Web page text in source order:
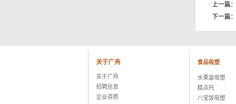
上海大千食品有限公司
湖州康可食品有限公司
上海恒寿堂药业有限公司
伟创力电子科技（上海）有限公司
上一篇：
下一篇：
关于广舟
关于广舟
招聘信息
企业资质
食品吸塑
水果盒吸塑
糕点托
八宝饭吸塑